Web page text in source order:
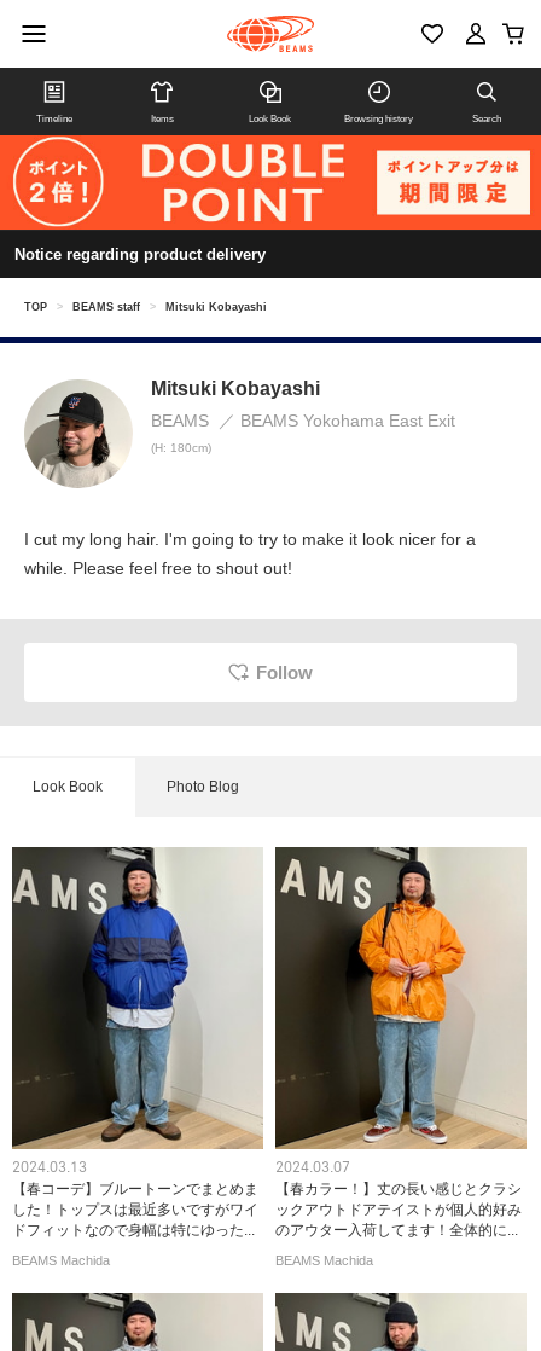
Timeline Items Look Book Browsing history Search
Notice regarding product delivery
TOP > BEAMS staff > Mitsuki Kobayashi
Mitsuki Kobayashi
BEAMS BEAMS Yokohama East Exit
(H: 180cm)
I cut my long hair. I'm going to try to make it look nicer for a
while. Please feel free to shout out!
Follow
Look Book Photo Blog
2024.03.13
【春コーデ】ブルートーンでまとめま
した！トップスは最近多いですがワイ
ドフィットなので身幅は特にゆった...
BEAMS Machida
2024.03.07
【春カラー！】丈の長い感じとクラシ
ックアウトドアテイストが個人的好み
のアウター入荷してます！全体的に...
BEAMS Machida